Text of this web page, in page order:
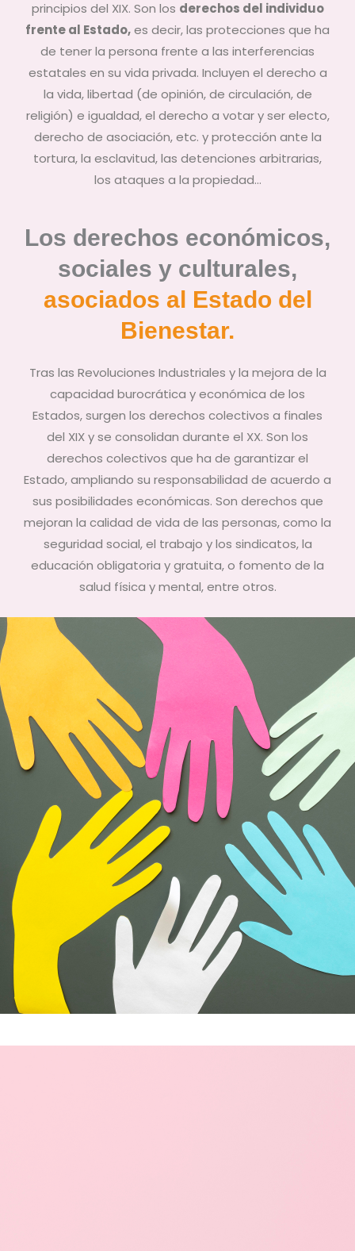
principios del XIX. Son los derechos del individuo
frente al Estado,es decir, las protecciones que ha
de tener la persona frente a las interferencias
estatales en su vida privada. Incluyen el derecho a
la vida, libertad (de opinión, de circulación, de
religión) e igualdad, el derecho a votar y ser electo,
derecho de asociación, etc. y protección ante la
tortura, la esclavitud, las detenciones arbitrarias,
los ataques a la propiedad…
Los derechos económicos,
sociales y culturales,
asociados al Estado del
Bienestar.
Tras las Revoluciones Industriales y la mejora de la
capacidad burocrática y económica de los
Estados, surgen los derechos colectivos a finales
del XIX y se consolidan durante el XX. Son los
derechos colectivos que ha de garantizar el
Estado, ampliando su responsabilidad de acuerdo a
sus posibilidades económicas. Son derechos que
mejoran la calidad de vida de las personas, como la
seguridad social, el trabajo y los sindicatos, la
educación obligatoria y gratuita, o fomento de la
salud física y mental, entre otros.